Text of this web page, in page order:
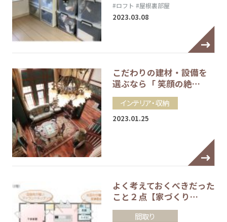
#ロフト #屋根裏部屋
2023.03.08
こだわりの建材・設備を
選ぶなら「 笑顔の絶…
インテリア・収納
2023.01.25
よく考えておくべきだった
こと２点【家づくり…
間取り